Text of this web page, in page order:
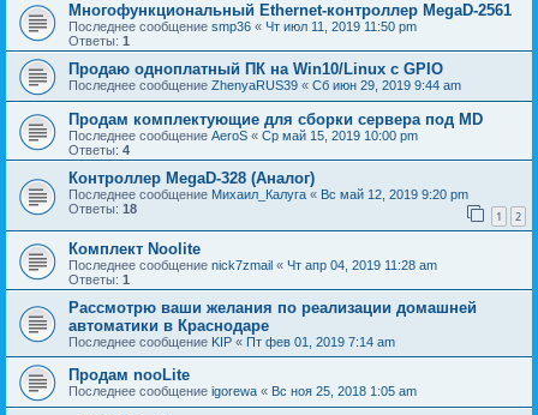
Многофункциональный Ethernet-контроллер MegaD-2561
Последнее сообщение smp36 « Чт июл 11, 2019 11:50 pm
Ответы: 1
Продаю одноплатный ПК на Win10/Linux с GPIO
Последнее сообщение ZhenyaRUS39 « Сб июн 29, 2019 9:44 am
Продам комплектующие для сборки сервера под MD
Последнее сообщение AeroS « Ср май 15, 2019 10:00 pm
Ответы: 4
Контроллер MegaD-328 (Аналог)
Последнее сообщение Михаил_Калуга « Вс май 12, 2019 9:20 pm
Ответы: 18 1 2
Комплект Noolite
Последнее сообщение nick7zmail « Чт апр 04, 2019 11:28 am
Ответы: 1
Рассмотрю ваши желания по реализации домашней
автоматики в Краснодаре
Последнее сообщение KIP « Пт фев 01, 2019 7:14 am
Продам nooLite
Последнее сообщение igorewa « Вс ноя 25, 2018 1:05 am